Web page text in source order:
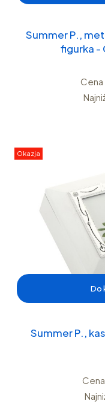
Summer P.,
figurka -
Cena
Okazja
Do
Summer P.,